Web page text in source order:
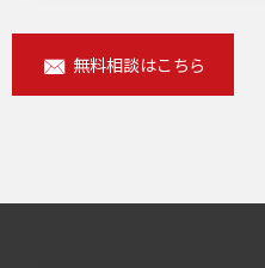
無料相談はこちら